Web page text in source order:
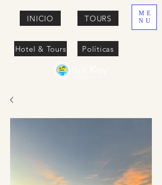
INICIO TOURS
Hotel & Tours Políticas
ME
NU